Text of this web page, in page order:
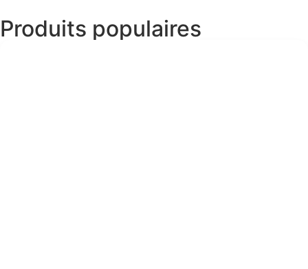
Produits populaires